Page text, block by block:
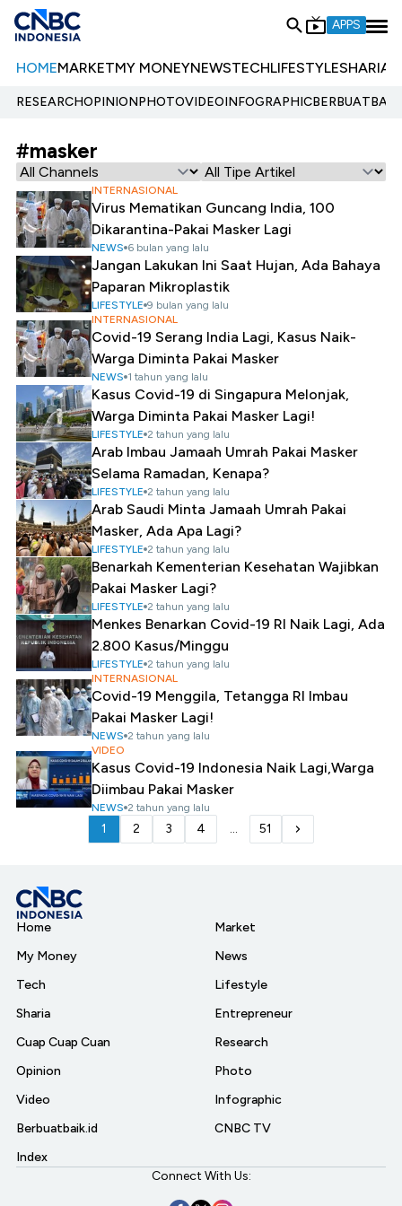
APPS
HOMEMARKETMY MONEYNEWSTECHLIFESTYLESHARIA
RESEARCHOPINIONPHOTOVIDEOINFOGRAPHIC
#masker
INTERNASIONAL
Virus Mematikan Guncang India, 100
Dikarantina-Pakai Masker Lagi
NEWS 6 bulan yang lalu
Jangan Lakukan Ini Saat Hujan, Ada Bahaya
Paparan Mikroplastik
LIFESTYLE 9 bulan yang lalu
INTERNASIONAL
Covid-19 Serang India Lagi, Kasus Naik-
Warga Diminta Pakai Masker
NEWS 1 tahun yang lalu
Kasus Covid-19 di Singapura Melonjak,
Warga Diminta Pakai Masker Lagi!
LIFESTYLE 2 tahun yang lalu
Arab Imbau Jamaah Umrah Pakai Masker
Selama Ramadan, Kenapa?
LIFESTYLE 2 tahun yang lalu
Arab Saudi Minta Jamaah Umrah Pakai
Masker, Ada Apa Lagi?
LIFESTYLE 2 tahun yang lalu
Benarkah Kementerian Kesehatan Wajibkan
Pakai Masker Lagi?
LIFESTYLE 2 tahun yang lalu
Menkes Benarkan Covid-19 RI Naik Lagi, Ada
2.800 Kasus/Minggu
LIFESTYLE 2 tahun yang lalu
INTERNASIONAL
Covid-19 Menggila, Tetangga RI Imbau
Pakai Masker Lagi!
NEWS 2 tahun yang lalu
VIDEO
Kasus Covid-19 Indonesia Naik Lagi,Warga
Diimbau Pakai Masker
NEWS 2 tahun yang lalu
1 2 3 4 ... 51
Home
My Money
Tech
Sharia
Cuap Cuap Cuan
Opinion
Video
Berbuatbaik.id
Index
Market
News
Lifestyle
Entrepreneur
Research
Photo
Infographic
CNBC TV
Connect With Us: